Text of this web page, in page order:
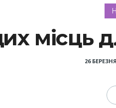
місць
26